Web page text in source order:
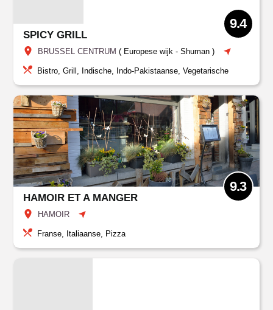
SPICY GRILL
BRUSSEL CENTRUM ( Europese wijk - Shuman )
9.4
Bistro, Grill, Indische, Indo-Pakistaanse, Vegetarische
HAMOIR ET A MANGER
HAMOIR
9.3
Franse, Italiaanse, Pizza